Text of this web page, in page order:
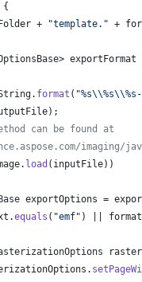
{
+ "template." +
> exportFormat
. format ( "%s\\%s\\
);
can be found at
imaging/
. load ( inputFile))
exportOptions =
.equals ( "emf" ) ||
.